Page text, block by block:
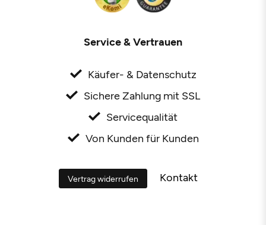
Service & Vertrauen
Käufer- & Datenschutz
Sichere Zahlung mit SSL
Servicequalität
Von Kunden für Kunden
Vertrag widerrufen Kontakt